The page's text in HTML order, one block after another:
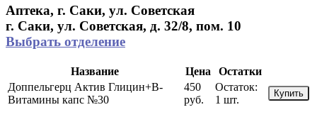
Аптека, г. Саки, ул. Советская
г. Саки, ул. Советская, д. 32/8, пом. 10
Выбрать отделение
Название Цена
Остатки
Доппельгерц Актив Глицин+В-
Витамины капс №30
450
руб.
Остаток:
1 шт.
Купить